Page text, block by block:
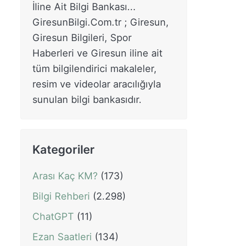
İline Ait Bilgi Bankası...
GiresunBilgi.Com.tr ; Giresun,
Giresun Bilgileri, Spor
Haberleri ve Giresun iline ait
tüm bilgilendirici makaleler,
resim ve videolar aracılığıyla
sunulan bilgi bankasıdır.
Kategoriler
Arası Kaç KM? (173)
Bilgi Rehberi (2.298)
ChatGPT (11)
Ezan Saatleri (134)